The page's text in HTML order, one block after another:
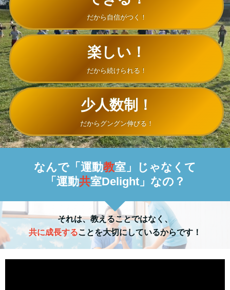
だから自信がつく！
楽しい！
だから続けられる！
少人数制！
だからグングン伸びる！
なんで「運動教室」じゃなくて
「運動共室Delight」なの？
それは、教えることではなく、
共に成長することを大切にしているからです！